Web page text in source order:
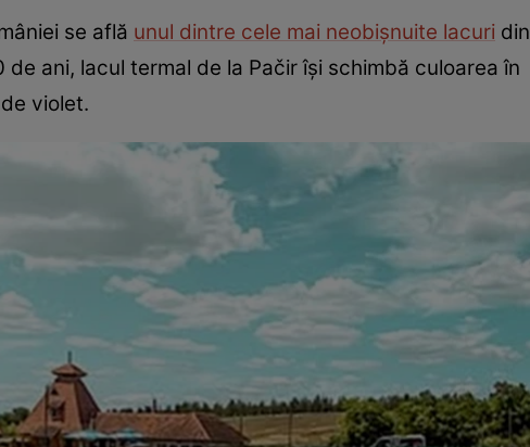
se află unul dintre cele mai neobișnuite lacuri din
ani, lacul termal de la Pačir își schimbă culoarea în
violet.